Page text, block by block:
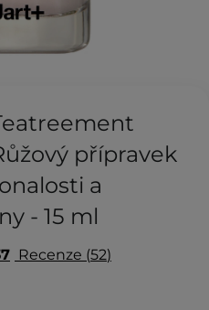
přípravek
a
- 15 ml
Recenze 52